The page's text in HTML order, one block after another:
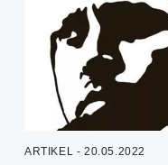
ARTIKEL - 20.05.2022